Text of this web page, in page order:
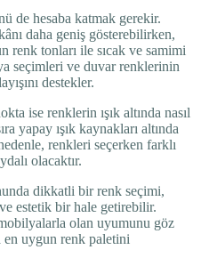
de hesaba katmak gerekir.
daha geniş gösterebilirken,
renk tonları ile sıcak ve samimi
seçimleri ve duvar renklerinin
destekler.
ise renklerin ışık altında nasıl
yapay ışık kaynakları altında
renkleri seçerken farklı
olacaktır.
dikkatli bir renk seçimi,
estetik bir hale getirebilir.
olan uyumunu göz
en uygun renk paletini